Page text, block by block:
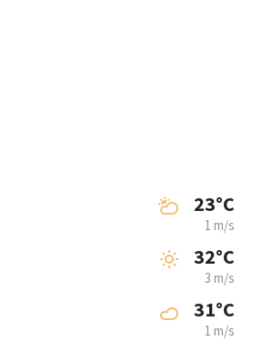
23°C
1 m/s
32°C
3 m/s
31°C
1 m/s